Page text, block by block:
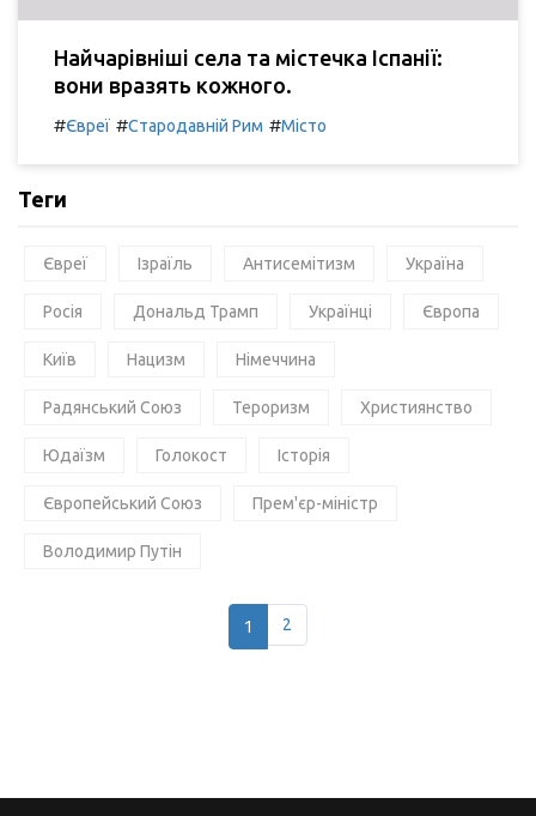
Найчарівніші села та містечка Іспанії:
вони вразять кожного.
#Євреї #Стародавній Рим #Місто
Теги
Євреї Ізраїль Антисемітизм Україна
Росія Дональд Трамп Українці Європа
Київ Нацизм Німеччина
Радянський Союз Тероризм Християнство
Юдаїзм Голокост Історія
Європейський Союз Прем'єр-міністр
Володимир Путін
1 2